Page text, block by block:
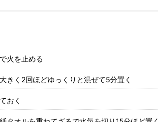
火を止める
きく2回ほどゆっくりと混ぜて5分置く
おく